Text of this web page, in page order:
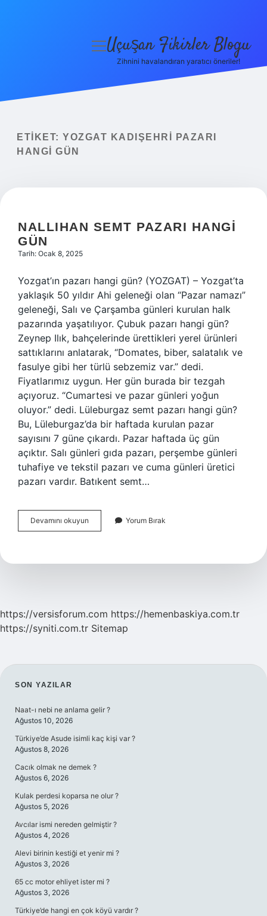
Yasal Uyarı
menüyü
Uçuşan Fikirler Blogu
Zihnini havalandıran yaratıcı öneriler!
ETIKET: YOZGAT KADIŞEHRI PAZARI
HANGI GÜN
NALLIHAN SEMT PAZARI HANGI
GÜN
Tarih: Ocak 8, 2025
Yozgat’ın pazarı hangi gün? (YOZGAT) – Yozgat’ta
yaklaşık 50 yıldır Ahi geleneği olan “Pazar namazı”
geleneği, Salı ve Çarşamba günleri kurulan halk
pazarında yaşatılıyor. Çubuk pazarı hangi gün?
Zeynep Ilık, bahçelerinde ürettikleri yerel ürünleri
sattıklarını anlatarak, “Domates, biber, salatalık ve
fasulye gibi her türlü sebzemiz var.” dedi.
Fiyatlarımız uygun. Her gün burada bir tezgah
açıyoruz. “Cumartesi ve pazar günleri yoğun
oluyor.” dedi. Lüleburgaz semt pazarı hangi gün?
Bu, Lüleburgaz’da bir haftada kurulan pazar
sayısını 7 güne çıkardı. Pazar haftada üç gün
açıktır. Salı günleri gıda pazarı, perşembe günleri
tuhafiye ve tekstil pazarı ve cuma günleri üretici
pazarı vardır. Batıkent semt…
Devamını okuyun Nallıhan
Semt
Gün
Yorum Bırak
https://versisforum.com https://hemenbaskiya.com.tr
https://syniti.com.tr Sitemap
SIDEBAR
SON YAZILAR
Naat-ı nebi ne anlama gelir ?
Ağustos 10, 2026
Türkiye’de Asude isimli kaç kişi var ?
Ağustos 8, 2026
Cacık olmak ne demek ?
Ağustos 6, 2026
Kulak perdesi koparsa ne olur ?
Ağustos 5, 2026
Avcılar ismi nereden gelmiştir ?
Ağustos 4, 2026
Alevi birinin kestiği et yenir mi ?
Ağustos 3, 2026
65 cc motor ehliyet ister mi ?
Ağustos 3, 2026
Türkiye’de hangi en çok köyü vardır ?